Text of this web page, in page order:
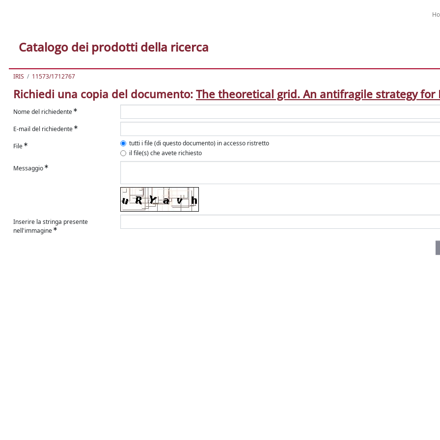
Catalogo dei prodotti della ricerca
IRIS 11573/1712767
Richiedi una copia del documento: The theoretical grid. An antifragile strategy for
Nome del richiedente
E-mail del richiedente
File
tutti i file (di questo documento) in accesso ristretto
il file(s) che avete richiesto
Messaggio
Inserire la stringa presente
nell'immagine